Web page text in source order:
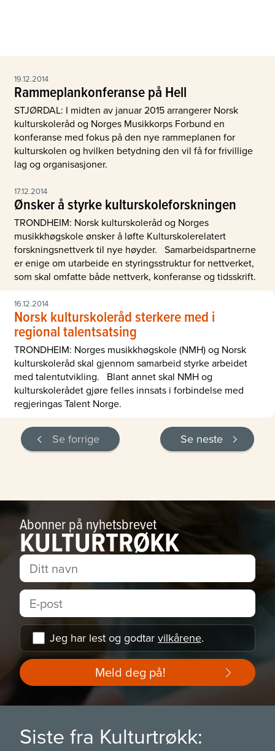
19.12.2014
Rammeplankonferanse på Hell
STJØRDAL: I midten av januar 2015 arrangerer Norsk
kulturskoleråd og Norges Musikkorps Forbund en
konferanse med fokus på den nye rammeplanen for
kulturskolen og hvilken betydning den vil få for frivillige
lag og organisasjoner.
17.12.2014
Ønsker å styrke kulturskoleforskningen
TRONDHEIM: Norsk kulturskoleråd og Norges
musikkhøgskole ønsker å løfte Kulturskolerelatert
forskningsnettverk til nye høyder. Samarbeidspartnerne
er enige om utarbeide en styringsstruktur for nettverket,
som skal omfatte både nettverk, konferanse og tidsskrift.
16.12.2014
Norsk kulturskoleråd sterkere med i
regional talentsatsing
TRONDHEIM: Norges musikkhøgskole (NMH) og Norsk
kulturskoleråd skal gjennom samarbeid styrke arbeidet
med talentutvikling. Blant annet skal NMH og
kulturskolerådet gjøre felles innsats i forbindelse med
regjeringas Talent Norge.
Se forrige Se neste
Abonner på nyhetsbrevet
KULTURTRØKK
Jeg har lest og godtar vilkårene.
Meld deg på!
Siste fra Kulturtrøkk: